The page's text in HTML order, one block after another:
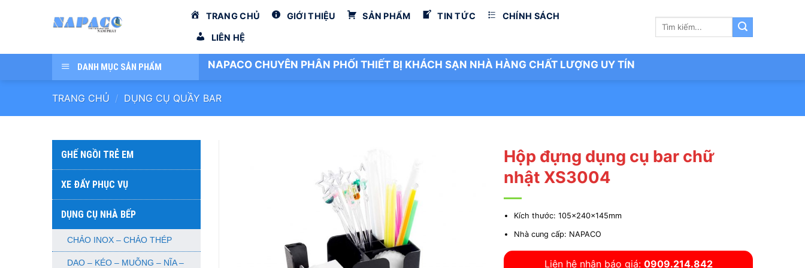
dung
TRANG CHỦ GIỚI THIỆU SẢN PHẨM TIN TỨC CHÍNH SÁCH
LIÊN HỆ
Tìm
DANH MỤC SẢN PHẨM NAPACO CHUYÊN PHÂN PHỐI THIẾT BỊ KHÁCH SẠN NHÀ HÀNG CHẤT LƯỢNG UY TÍN
TRANG CHỦ / DỤNG CỤ QUẦY BAR
GHẾ NGỒI TRẺ EM
XE ĐẨY PHỤC VỤ
DỤNG CỤ NHÀ BẾP
CHẢO INOX – CHẢO THÉP
DAO – KÉO – MUỖNG – NĨA –
Hộp đựng dụng cụ bar chữ
nhật XS3004
Kích thước: 105x240x145mm
Nhà cung cấp: NAPACO
Liên hệ nhận báo giá: 0909.214.842